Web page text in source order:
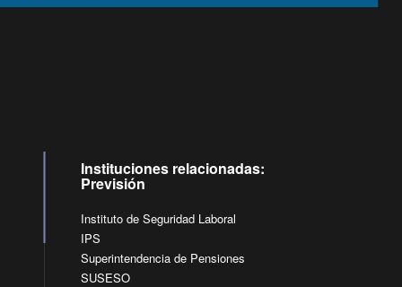
Instituciones relacionadas:
Previsión
Instituto de Seguridad Laboral
IPS
Superintendencia de Pensiones
SUSESO